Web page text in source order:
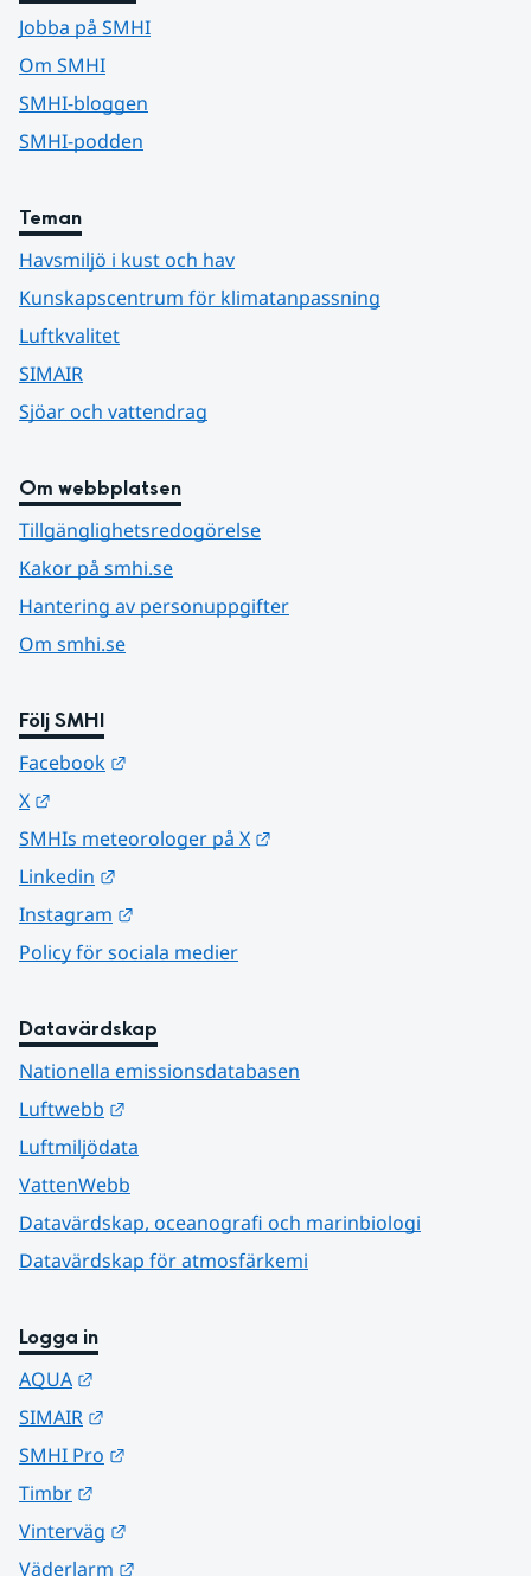
Jobba på SMHI
Om SMHI
SMHI-bloggen
SMHI-podden
Teman
Havsmiljö i kust och hav
Kunskapscentrum för klimatanpassning
Luftkvalitet
SIMAIR
Sjöar och vattendrag
Om webbplatsen
Tillgänglighetsredogörelse
Kakor på smhi.se
Hantering av personuppgifter
Om smhi.se
Följ SMHI
Facebook
X
SMHIs meteorologer på X
Linkedin
Instagram
Policy för sociala medier
Datavärdskap
Nationella emissionsdatabasen
Luftwebb
Luftmiljödata
VattenWebb
Datavärdskap, oceanografi och marinbiologi
Datavärdskap för atmosfärkemi
Logga in
AQUA
SIMAIR
SMHI Pro
Timbr
Vinterväg
Väderlarm